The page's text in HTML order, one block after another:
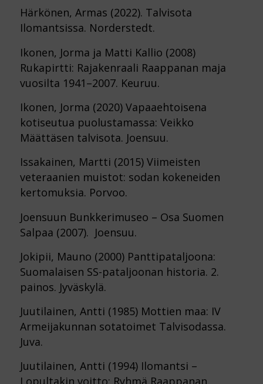
Härkönen, Armas (2022). Talvisota
Ilomantsissa. Norderstedt.
Ikonen, Jorma ja Matti Kallio (2008)
Rukapirtti: Rajakenraali Raappanan maja
vuosilta 1941–2007. Keuruu.
Ikonen, Jorma (2020) Vapaaehtoisena
kotiseutua puolustamassa: Veikko
Määttäsen talvisota. Joensuu.
Issakainen, Martti (2015) Viimeisten
veteraanien muistot: sodan kokeneiden
kertomuksia. Porvoo.
Joensuun Bunkkerimuseo – Osa Suomen
Salpaa (2007). Joensuu.
Jokipii, Mauno (2000) Panttipataljoona:
Suomalaisen SS-pataljoonan historia. 2.
painos. Jyväskylä.
Juutilainen, Antti (1985) Mottien maa: IV
Armeijakunnan sotatoimet Talvisodassa.
Juva.
Juutilainen, Antti (1994) Ilomantsi –